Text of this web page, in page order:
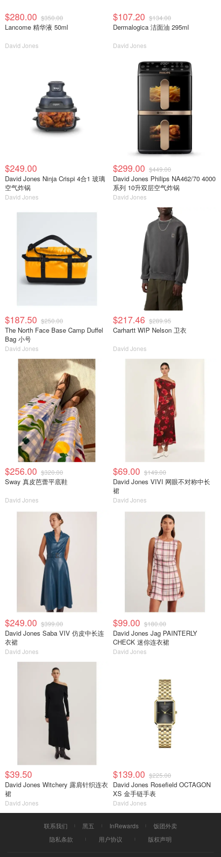
$280.00 $350.00
Lancome 精华液 50ml
David Jones
$107.20 $134.00
Dermalogica 洁面油 295ml
David Jones
$249.00
David Jones Ninja Crispi 4合1 玻璃
空气炸锅
David Jones
$299.00 $449.00
David Jones Philips NA462/70 4000
系列 10升双层空气炸锅
David Jones
$187.50 $250.00
The North Face Base Camp Duffel
Bag 小号
David Jones
$217.46 $289.95
Carhartt WIP Nelson 卫衣
David Jones
$256.00 $320.00
Sway 真皮芭蕾平底鞋
David Jones
$69.00 $149.00
David Jones VIVI 网眼不对称中长
裙
David Jones
$249.00 $399.00
David Jones Saba VIV 仿皮中长连
衣裙
David Jones
$99.00 $180.00
David Jones Jag PAINTERLY
CHECK 迷你连衣裙
David Jones
$39.50
David Jones Witchery 露肩针织连衣
裙
David Jones
$139.00 $225.00
David Jones Rosefield OCTAGON
XS 金手链手表
David Jones
联系我们 黑五 InRewards
饭团外卖
隐私条款
用户协议 版权声明